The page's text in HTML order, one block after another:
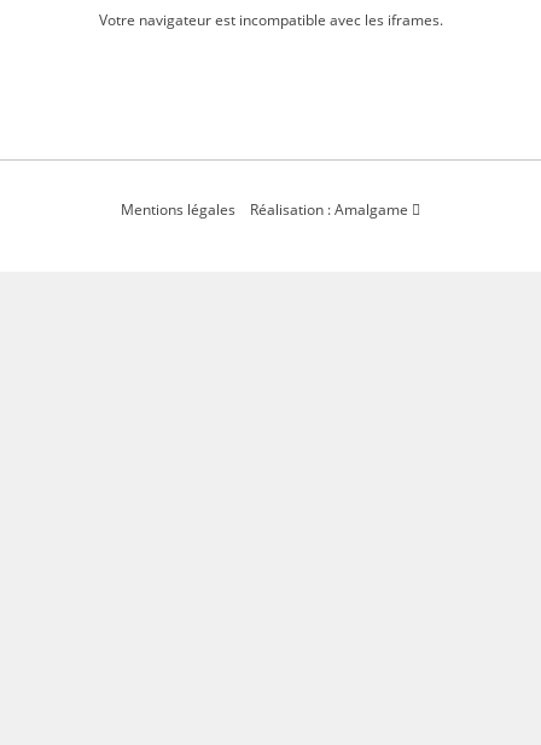
Votre navigateur est incompatible avec les iframes.
Mentions légales Réalisation : Amalgame